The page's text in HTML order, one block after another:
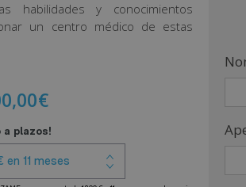
habilidades y conocimientos
un centro médico de estas
€